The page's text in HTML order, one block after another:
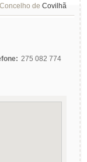
Concelho de Covilhã
275 082 774